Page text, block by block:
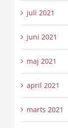
juli 2021
juni 2021
maj 2021
april 2021
marts 2021